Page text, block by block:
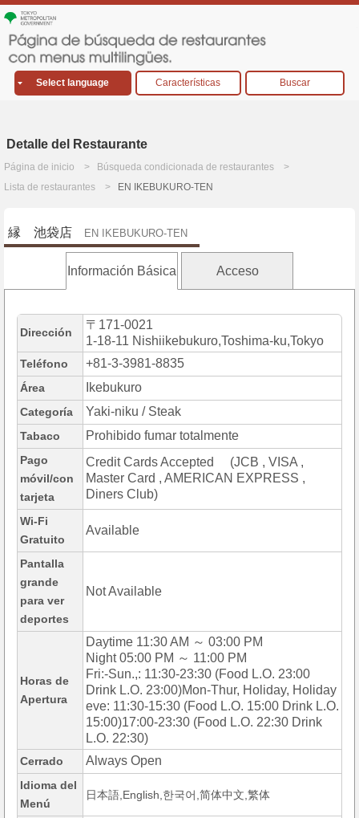
Select language Características Buscar
Detalle del Restaurante
Página de inicio
Búsqueda condicionada de restaurantes
Lista de restaurantes
EN IKEBUKURO-TEN
縁 池袋店 EN IKEBUKURO-TEN
Información Básica Acceso
Dirección
〒171-0021
1-18-11 Nishiikebukuro,Toshima-ku,Tokyo
Teléfono +81-3-3981-8835
Área Ikebukuro
Categoría Yaki-niku / Steak
Tabaco Prohibido fumar totalmente
Pago
móvil/con
tarjeta
Credit Cards Accepted (JCB , VISA ,
Master Card , AMERICAN EXPRESS ,
Diners Club)
Wi-Fi
Gratuito
Available
Pantalla
grande
para ver
deportes
Not Available
Horas de
Apertura
Daytime 11:30 AM ～ 03:00 PM
Night 05:00 PM ～ 11:00 PM
Fri:-Sun.,: 11:30-23:30 (Food L.O. 23:00
Drink L.O. 23:00)Mon-Thur, Holiday, Holiday
eve: 11:30-15:30 (Food L.O. 15:00 Drink L.O.
15:00)17:00-23:30 (Food L.O. 22:30 Drink
L.O. 22:30)
Cerrado Always Open
Idioma del
Menú
日本語,English,한국어,简体中文,繁体